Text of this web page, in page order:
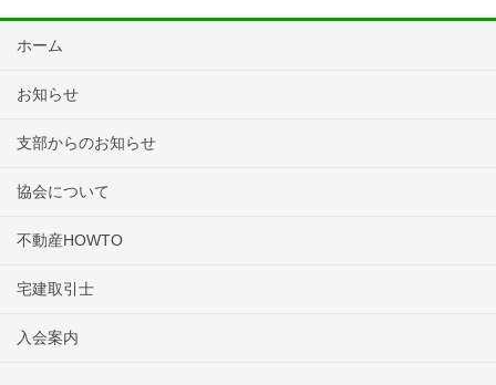
ホーム
お知らせ
支部からのお知らせ
協会について
不動産HOWTO
宅建取引士
入会案内